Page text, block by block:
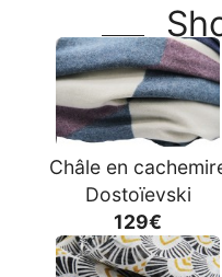
Châle en
Dostoïevski
129€